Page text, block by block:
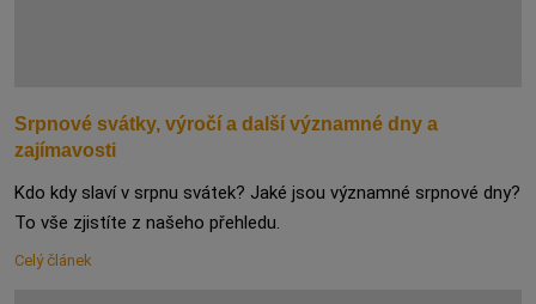
Srpnové svátky, výročí a další významné dny a
zajímavosti
Kdo kdy slaví v srpnu svátek? Jaké jsou významné srpnové dny?
To vše zjistíte z našeho přehledu.
Celý článek